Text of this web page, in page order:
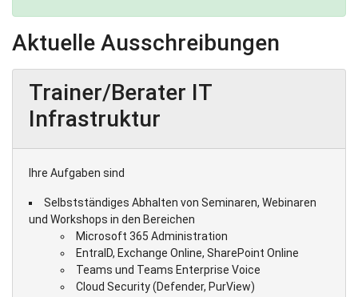
Aktuelle Ausschreibungen
Trainer/Berater IT
Infrastruktur
Ihre Aufgaben sind
Selbstständiges Abhalten von Seminaren, Webinaren
und Workshops in den Bereichen
Microsoft 365 Administration
EntraID, Exchange Online, SharePoint Online
Teams und Teams Enterprise Voice
Cloud Security (Defender, PurView)